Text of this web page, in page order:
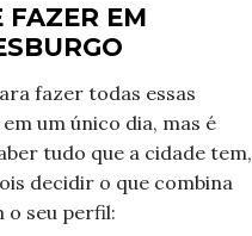
FAZER EM
fazer todas essas
um único dia, mas é
tudo que a cidade tem,
decidir o que combina
o seu perfil: